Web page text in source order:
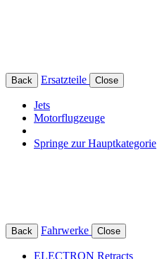
Back Ersatzteile Close
Jets
Motorflugzeuge
Springe zur Hauptkategorie
Back Fahrwerke Close
ELECTRON Retracts